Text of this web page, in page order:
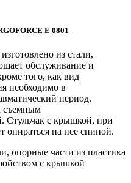
E 0801
из стали,
обслуживание и
того, как вид
необходимо в
период.
съемным
Стульчак с крышкой, при
опираться на нее спиной.
опорные части из пластика
с крышкой